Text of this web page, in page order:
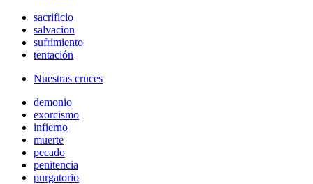
sacrificio
salvacion
sufrimiento
tentación
Nuestras cruces
demonio
exorcismo
infierno
muerte
pecado
penitencia
purgatorio